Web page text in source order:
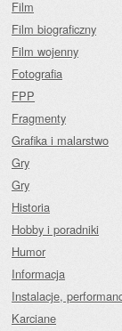
Film
Film biograficzny
Film wojenny
Fotografia
FPP
Fragmenty
Grafika i malarstwo
Gry
Gry
Historia
Hobby i poradniki
Humor
Informacja
Instalacje,
Karciane